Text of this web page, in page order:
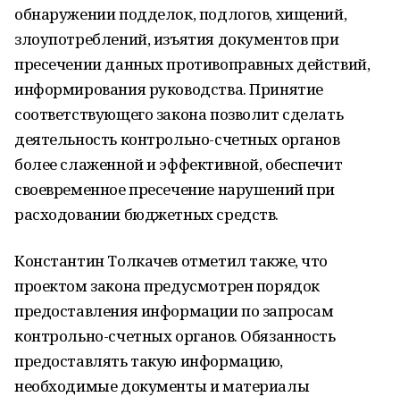
обнаружении подделок, подлогов, хищений,
злоупотреблений, изъятия документов при
пресечении данных противоправных действий,
информирования руководства. Принятие
соответствующего закона позволит сделать
деятельность контрольно-счетных органов
более слаженной и эффективной, обеспечит
своевременное пресечение нарушений при
расходовании бюджетных средств.
Константин Толкачев отметил также, что
проектом закона предусмотрен порядок
предоставления информации по запросам
контрольно-счетных органов. Обязанность
предоставлять такую информацию,
необходимые документы и материалы